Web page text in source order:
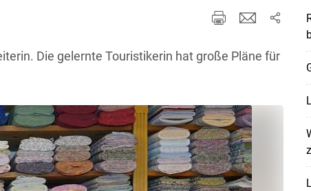
Die gelernte Touristikerin hat große Pläne für